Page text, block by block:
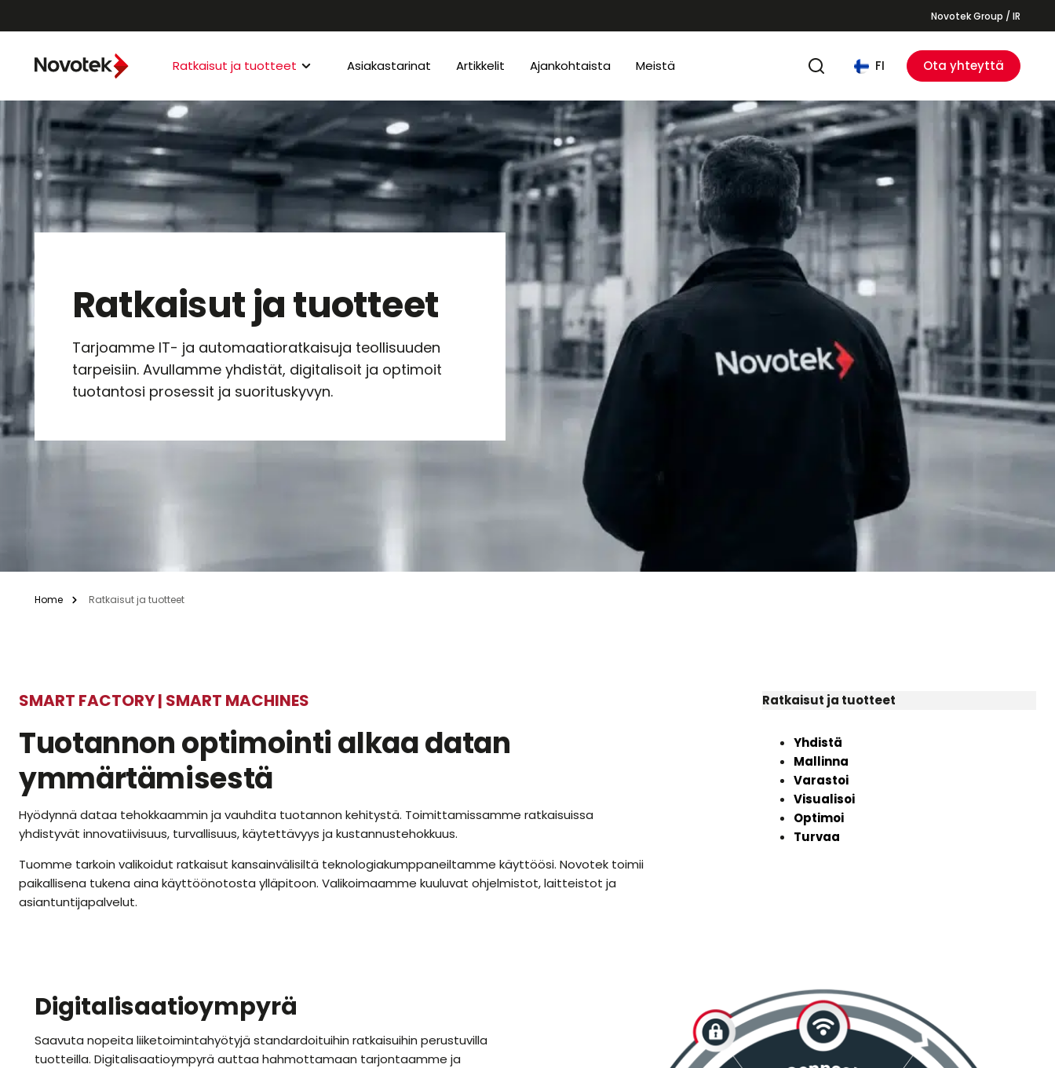
Novotek Group / IR
Ratkaisut ja tuotteet Asiakastarinat Artikkelit Ajankohtaista Meistä FI Ota yhteyttä
Ratkaisut ja tuotteet
Tarjoamme IT- ja automaatioratkaisuja teollisuuden
tarpeisiin. Avullamme yhdistät, digitalisoit ja optimoit
tuotantosi prosessit ja suorituskyvyn.
Home Ratkaisut ja tuotteet
SMART FACTORY | SMART MACHINES
Tuotannon optimointi alkaa datan
ymmärtämisestä
Hyödynnä dataa tehokkaammin ja vauhdita tuotannon kehitystä. Toimittamissamme ratkaisuissa
yhdistyvät innovatiivisuus, turvallisuus, käytettävyys ja kustannustehokkuus.
Tuomme tarkoin valikoidut ratkaisut kansainvälisiltä teknologiakumppaneiltamme käyttöösi. Novotek toimii
paikallisena tukena aina käyttöönotosta ylläpitoon. Valikoimaamme kuuluvat ohjelmistot, laitteistot ja
asiantuntijapalvelut.
Ratkaisut ja tuotteet
Yhdistä
Mallinna
Varastoi
Visualisoi
Optimoi
Turvaa
Digitalisaatioympyrä
Saavuta nopeita liiketoimintahyötyjä standardoituihin ratkaisuihin perustuvilla
tuotteilla. Digitalisaatioympyrä auttaa hahmottamaan tarjontaamme ja